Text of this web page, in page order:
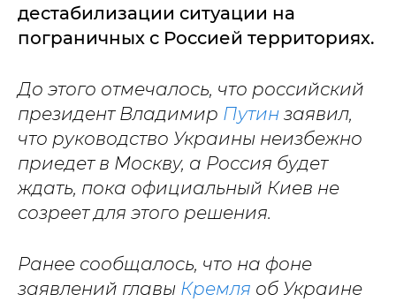
дестабилизации ситуации на
пограничных с Россией территориях.
До этого отмечалось, что российский
президент Владимир Путин заявил,
что руководство Украины неизбежно
приедет в Москву, а Россия будет
ждать, пока официальный Киев не
созреет для этого решения.
Ранее сообщалось, что на фоне
заявлений главы Кремля об Украине